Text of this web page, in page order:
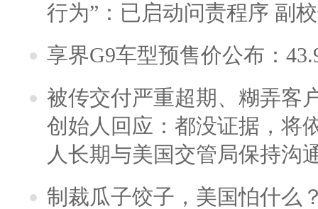
行为”：已启动问责程序 副
享界G9车型预售价公布：
被传交付严重超期、糊弄客
创始人回应：都没证据，将
人长期与美国交管局保持沟
制裁瓜子饺子，美国怕什么